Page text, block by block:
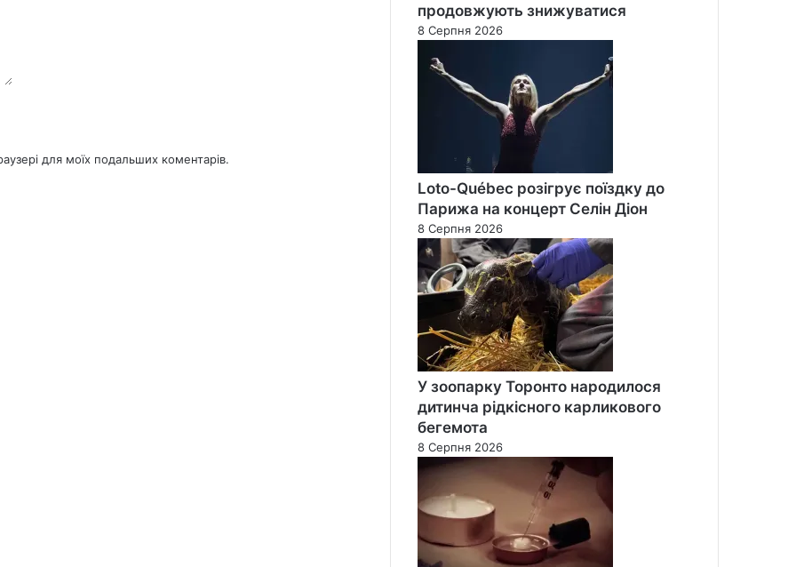
для моїх подальших коментарів.
продовжують знижуватися
8 Серпня 2026
Loto-Québec розігрує поїздку до
Парижа на концерт Селін Діон
8 Серпня 2026
У зоопарку Торонто народилося
дитинча рідкісного карликового
бегемота
8 Серпня 2026